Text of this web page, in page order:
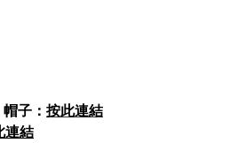
子： 按此連結
連結